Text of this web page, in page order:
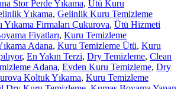
Stor Perde Yıkama, Ütü Kuru
Yıkama, Gelinlik Kuru Temizleme
Yıkama Firmaları Çukurova, Ütü Hizmeti
Fiyatları, Kuru Temizleme
Adana, Kuru Temizleme Ütü, Kuru
, En Yakın Terzi, Dry Temizleme, Clean
Adana, Evden Kuru Temizleme, Dry
Koltuk Yıkama, Kuru Temizleme